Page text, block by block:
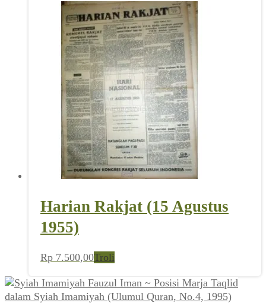
Harian Rakjat (15 Agustus
1955)
Rp 7.500,00Troli
Fauzul Iman ~ Posisi Marja Taqlid
dalam Syiah Imamiyah (Ulumul Quran, No.4, 1995)